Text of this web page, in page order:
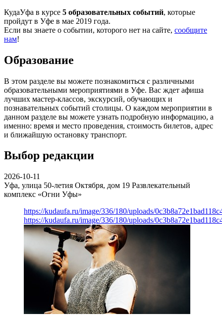
КудаУфа в курсе 5 образовательных событий, которые
пройдут в Уфе в мае 2019 года.
Если вы знаете о событии, которого нет на сайте, сообщите
нам!
Образование
В этом разделе вы можете познакомиться с различными
образовательными мероприятиями в Уфе. Вас ждет афиша
лучших мастер-классов, экскурсий, обучающих и
познавательных событий столицы. О каждом мероприятии в
данном разделе вы можете узнать подробную информацию, а
именно: время и место проведения, стоимость билетов, адрес
и ближайшую остановку транспорт.
Выбор редакции
2026-10-11
Уфа, улица 50-летия Октября, дом 19 Развлекательный
комплекс «Огни Уфы»
https://kudaufa.ru/image/336/180/uploads/
https://kudaufa.ru/image/336/180/uploads/